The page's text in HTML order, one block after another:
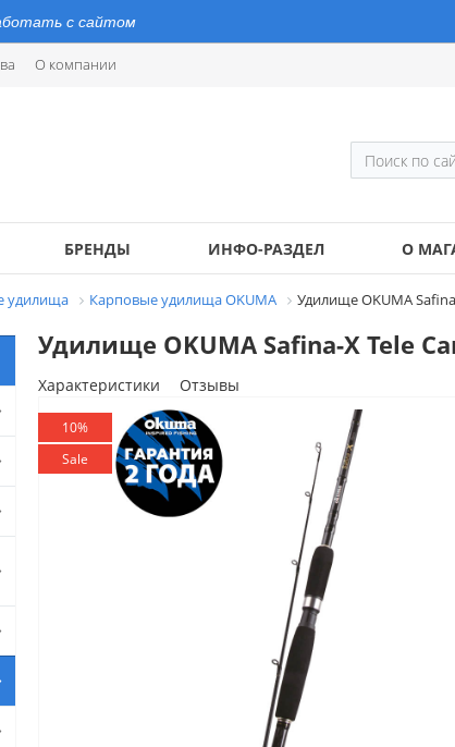
с сайтом
О компании
БРЕНДЫ ИНФО-РАЗДЕЛ О
удилища Карповые удилища OKUMA Удилище OKUMA
Удилище OKUMA Safina-X Tele
Характеристики Отзывы
10%
Sale